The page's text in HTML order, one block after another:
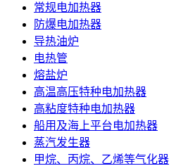
常规电加热器
防爆电加热器
导热油炉
电热管
熔盐炉
高温高压特种电加热器
高粘度特种电加热器
船用及海上平台电加热器
蒸汽发生器
甲烷、丙烷、乙烯等气化器